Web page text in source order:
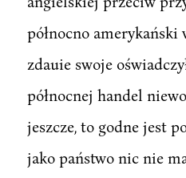
północno
zdauie swoje
północnej handel
jeszcze, to godne jest
jako państwo nic nie